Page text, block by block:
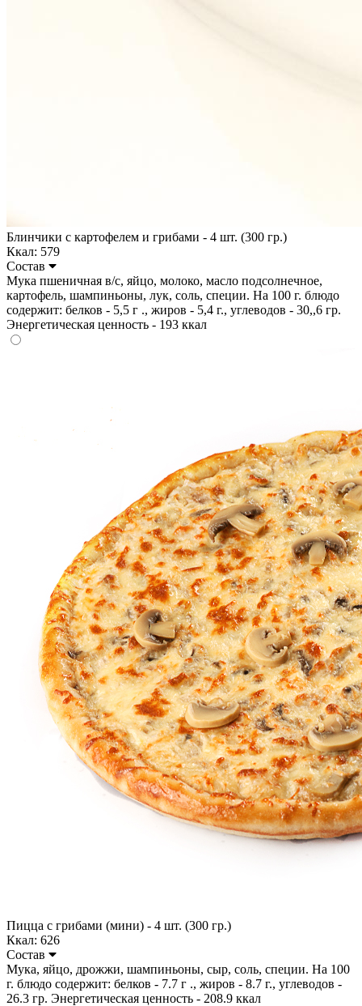
Блинчики с картофелем и грибами - 4 шт. (300 гр.)
Ккал: 579
Состав
Мука пшеничная в/с, яйцо, молоко, масло подсолнечное,
картофель, шампиньоны, лук, соль, специи. На 100 г. блюдо
содержит: белков - 5,5 г ., жиров - 5,4 г., углеводов - 30,,6 гр.
Энергетическая ценность - 193 ккал
Пицца с грибами (мини) - 4 шт. (300 гр.)
Ккал: 626
Состав
Мука, яйцо, дрожжи, шампиньоны, сыр, соль, специи. На 100
г. блюдо содержит: белков - 7.7 г ., жиров - 8.7 г., углеводов -
26.3 гр. Энергетическая ценность - 208.9 ккал